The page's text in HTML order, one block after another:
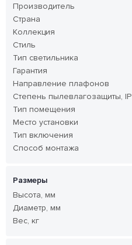
Производитель
Страна
Коллекция
Стиль
Тип светильника
Гарантия
Направление плафонов
Степень пылевлагозащиты, IP
Тип помещения
Место установки
Тип включения
Способ монтажа
Размеры
Высота, мм
Диаметр, мм
Вес, кг